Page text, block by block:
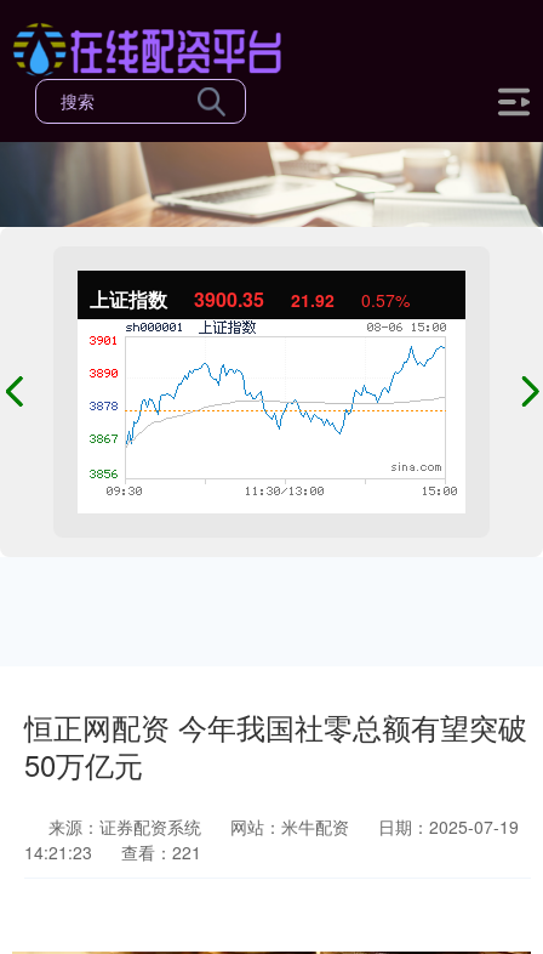
上证指数 3900.35 21.92 0.57%
恒正网配资 今年我国社零总额有望突破
50万亿元
来源：证券配资系统 网站：米牛配资
日期：2025-07-19
14:21:23
查看：221